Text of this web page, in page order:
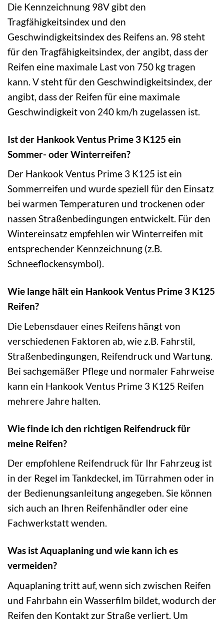
Die Kennzeichnung 98V gibt den
Tragfähigkeitsindex und den
Geschwindigkeitsindex des Reifens an. 98 steht
für den Tragfähigkeitsindex, der angibt, dass der
Reifen eine maximale Last von 750 kg tragen
kann. V steht für den Geschwindigkeitsindex, der
angibt, dass der Reifen für eine maximale
Geschwindigkeit von 240 km/h zugelassen ist.
Ist der Hankook Ventus Prime 3 K125 ein
Sommer- oder Winterreifen?
Der Hankook Ventus Prime 3 K125 ist ein
Sommerreifen und wurde speziell für den Einsatz
bei warmen Temperaturen und trockenen oder
nassen Straßenbedingungen entwickelt. Für den
Wintereinsatz empfehlen wir Winterreifen mit
entsprechender Kennzeichnung (z.B.
Schneeflockensymbol).
Wie lange hält ein Hankook Ventus Prime 3 K125
Reifen?
Die Lebensdauer eines Reifens hängt von
verschiedenen Faktoren ab, wie z.B. Fahrstil,
Straßenbedingungen, Reifendruck und Wartung.
Bei sachgemäßer Pflege und normaler Fahrweise
kann ein Hankook Ventus Prime 3 K125 Reifen
mehrere Jahre halten.
Wie finde ich den richtigen Reifendruck für
meine Reifen?
Der empfohlene Reifendruck für Ihr Fahrzeug ist
in der Regel im Tankdeckel, im Türrahmen oder in
der Bedienungsanleitung angegeben. Sie können
sich auch an Ihren Reifenhändler oder eine
Fachwerkstatt wenden.
Was ist Aquaplaning und wie kann ich es
vermeiden?
Aquaplaning tritt auf, wenn sich zwischen Reifen
und Fahrbahn ein Wasserfilm bildet, wodurch der
Reifen den Kontakt zur Straße verliert. Um